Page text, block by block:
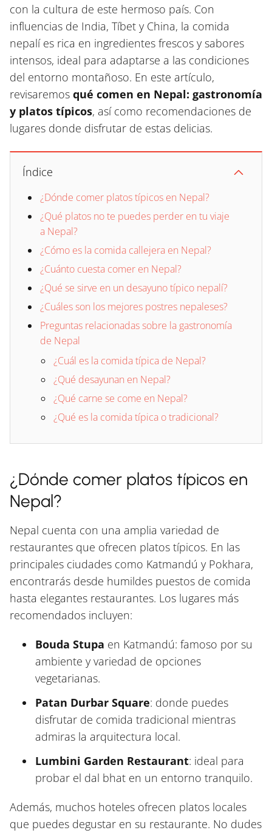
con la cultura de este hermoso país. Con
influencias de India, Tíbet y China, la comida
nepalí es rica en ingredientes frescos y sabores
intensos, ideal para adaptarse a las condiciones
del entorno montañoso. En este artículo,
revisaremos qué comen en Nepal: gastronomía
y platos típicos, así como recomendaciones de
lugares donde disfrutar de estas delicias.
Índice
¿Dónde comer platos típicos en Nepal?
¿Qué platos no te puedes perder en tu viaje
a Nepal?
¿Cómo es la comida callejera en Nepal?
¿Cuánto cuesta comer en Nepal?
¿Qué se sirve en un desayuno típico nepalí?
¿Cuáles son los mejores postres nepaleses?
Preguntas relacionadas sobre la gastronomía
de Nepal
¿Cuál es la comida típica de Nepal?
¿Qué desayunan en Nepal?
¿Qué carne se come en Nepal?
¿Qué es la comida típica o tradicional?
¿Dónde comer platos típicos en
Nepal?
Nepal cuenta con una amplia variedad de
restaurantes que ofrecen platos típicos. En las
principales ciudades como Katmandú y Pokhara,
encontrarás desde humildes puestos de comida
hasta elegantes restaurantes. Los lugares más
recomendados incluyen:
Bouda Stupa en Katmandú: famoso por su
ambiente y variedad de opciones
vegetarianas.
Patan Durbar Square: donde puedes
disfrutar de comida tradicional mientras
admiras la arquitectura local.
Lumbini Garden Restaurant: ideal para
probar el dal bhat en un entorno tranquilo.
Además, muchos hoteles ofrecen platos locales
que puedes degustar en su restaurante. No dudes